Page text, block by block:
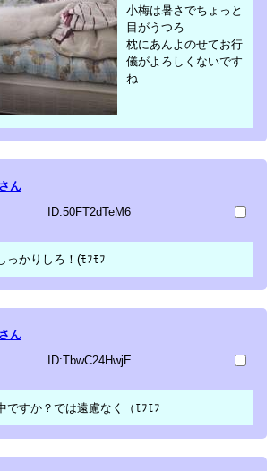
小梅は暑さでちょっと
目がうつろ
枕にあんよのせてお行
儀がよろしくないです
ね
ん
ID:50FT2dTeM6
っかりしろ！(ﾓﾌﾓﾌ
ん
ID:TbwC24HwjE
ですか？では遠慮なく（ﾓﾌﾓﾌ